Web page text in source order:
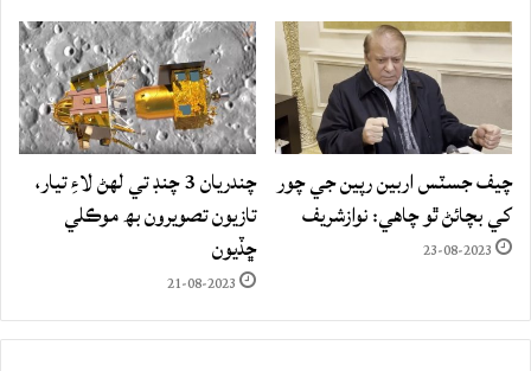
چيف جسٽس اربين رپين جي چور
کي بچائڻ ٿو چاهي: نوازشريف
23-08-2023
چندريان 3 چنڊ تي لهڻ لاءِ تيار،
تازيون تصويرون بھ موڪلي
ڇڏيون
21-08-2023